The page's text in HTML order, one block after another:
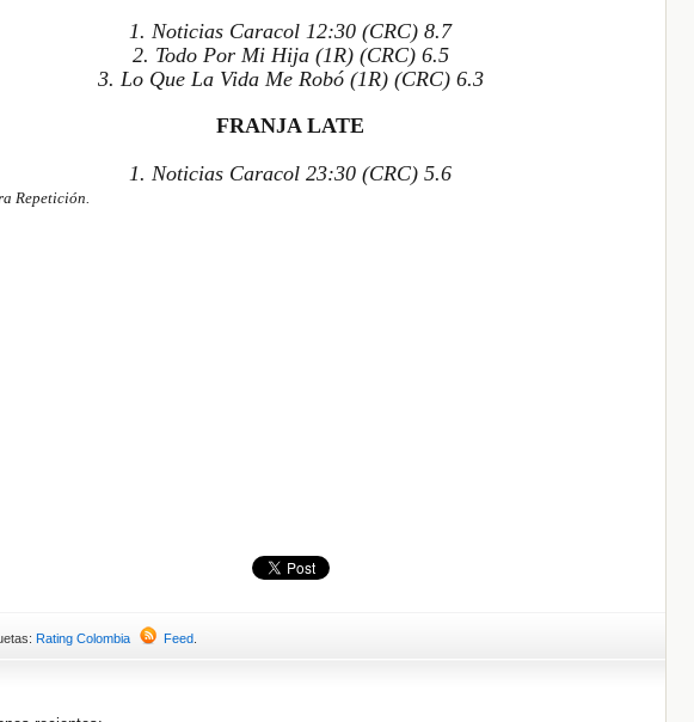
1. Noticias Caracol 12:30 (CRC) 8.7
2. Todo Por Mi Hija (1R) (CRC) 6.5
3. Lo Que La Vida Me Robó (1R) (CRC) 6.3
FRANJA LATE
1. Noticias Caracol 23:30 (CRC) 5.6
Repetición.
Rating Colombia Feed